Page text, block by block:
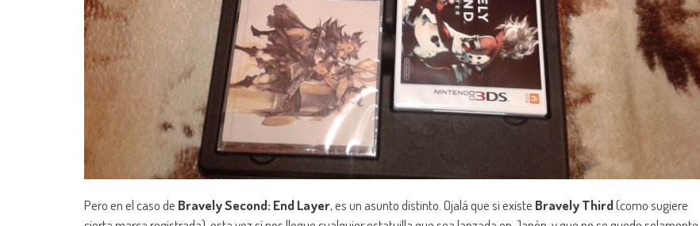
Pero en el caso de Bravely Second: End Layer, es un asunto distinto. Ojalá que si existe Bravely Third(como sugiere